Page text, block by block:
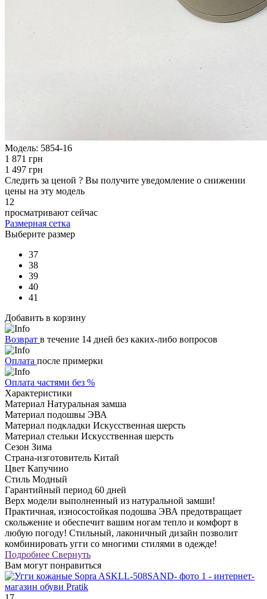
Модель: 5854-16
1 871 грн
1 497 грн
Следить за ценой ? Вы получите уведомление о снижении
цены на эту модель
12
просматривают сейчас
Размерная сетка
Выберите размер
37
38
39
40
41
Добавить в корзину
Возврат в течение 14 дней без каких-либо вопросов
Оплата после примерки
Оплата частями без %
Характеристики
Материал Натуральная замша
Материал подошвы ЭВА
Материал подкладки Искусственная шерсть
Материал стельки Искусственная шерсть
Сезон Зима
Страна-изготовитель Китай
Цвет Капучино
Стиль Модный
Гарантийный период 60 дней
Верх модели выполненный из натуральной замши!
Практичная, износостойкая подошва ЭВА предотвращает
скольжение и обеспечит вашим ногам тепло и комфорт в
любую погоду! Стильный, лаконичный дизайн позволит
комбинировать угги со многими стилями в одежде!
Подробнее Свернуть
Вам могут понравиться